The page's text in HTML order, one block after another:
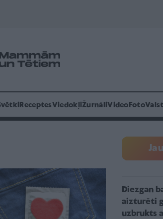
ReceptesViedokļiŽurnāliVideo Foto
Diezgan
aizturēti
uzbrukts